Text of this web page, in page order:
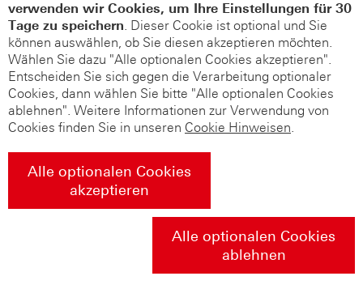
verwenden wir Cookies, um Ihre Einstellungen für 30
Tage zu speichern. Dieser Cookie ist optional und Sie
können auswählen, ob Sie diesen akzeptieren möchten.
Wählen Sie dazu "Alle optionalen Cookies akzeptieren".
Entscheiden Sie sich gegen die Verarbeitung optionaler
Cookies, dann wählen Sie bitte "Alle optionalen Cookies
ablehnen". Weitere Informationen zur Verwendung von
Cookies finden Sie in unseren Cookie Hinweisen.
Alle optionalen Cookies
akzeptieren
Alle optionalen Cookies
ablehnen